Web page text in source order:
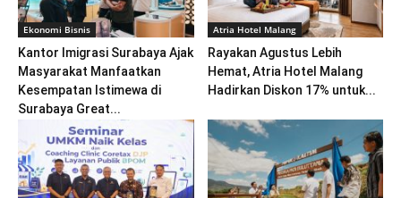
Ekonomi Bisnis
Kantor Imigrasi Surabaya Ajak
Masyarakat Manfaatkan
Kesempatan Istimewa di
Surabaya Great...
Atria Hotel Malang
Rayakan Agustus Lebih
Hemat, Atria Hotel Malang
Hadirkan Diskon 17% untuk...